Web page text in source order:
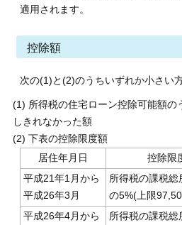
適用されます。
控除額
次の(1)と(2)のうちいずれか小さい
(1) 所得税の住宅ローン控除可能額の
しきれなかった額
(2) 下表の控除限度額
居住年月日
控除限
平成21年1月から
平成26年3月
所得税の課税総
の5%(上限
平成26年4月から
所得税の課税総